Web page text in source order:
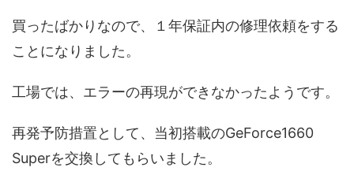
買ったばかりなので、１年保証内の修理依頼をする
ことになりました。
工場では、エラーの再現ができなかったようです。
再発予防措置として、当初搭載のGeForce1660
Superを交換してもらいました。